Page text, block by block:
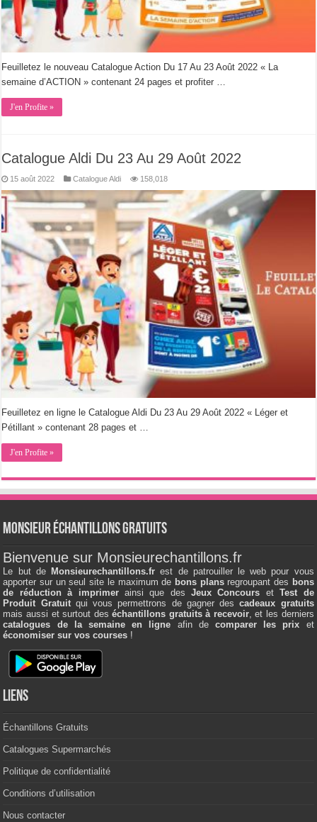
Feuilletez le nouveau Catalogue Action Du 17 Au 23 Août 2022 « La
semaine d’ACTION » contenant 24 pages et profiter …
J'en Profite »
Catalogue Aldi Du 23 Au 29 Août 2022
15 août 2022 Catalogue Aldi 158,018
Feuilletez en ligne le Catalogue Aldi Du 23 Au 29 Août 2022 « Léger et
Pétillant » contenant 28 pages et …
J'en Profite »
Monsieur échantillons Gratuits
Bienvenue sur Monsieurechantillons.fr
Le but de Monsieurechantillons.fr est de patrouiller le web pour vous
apporter sur un seul site le maximum de bons plansregroupant des bons
de réduction à imprimerainsi que desJeux Concours etTest de
Produit Gratuitqui vous permettrons de gagner descadeaux gratuits
mais aussi et surtout deséchantillons gratuits à recevoir, et les derniers
catalogues de la semaine en ligne afin de comparer les prix et
économiser sur vos courses !
Liens
Échantillons Gratuits
Catalogues Supermarchés
Politique de confidentialité
Conditions d’utilisation
Nous contacter